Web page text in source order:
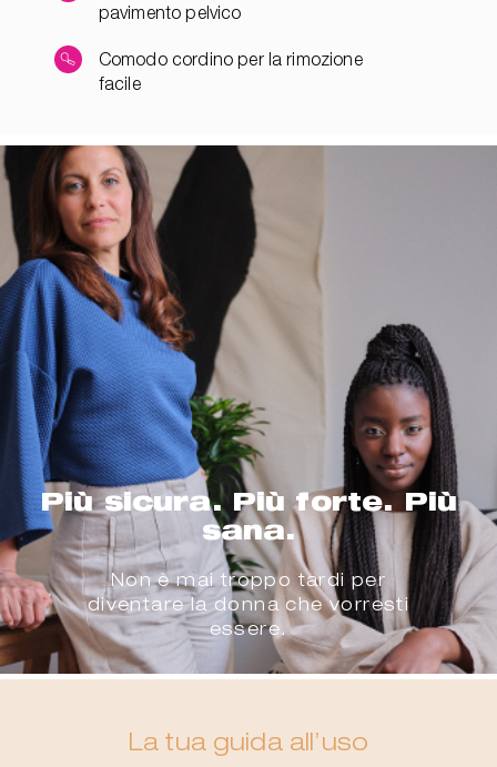
pavimento pelvico
Comodo cordino per la rimozione
facile
Più sicura. Più forte. Più
sana.
Non è mai troppo tardi per
diventare la donna che vorresti
essere.
La tua guida all’uso